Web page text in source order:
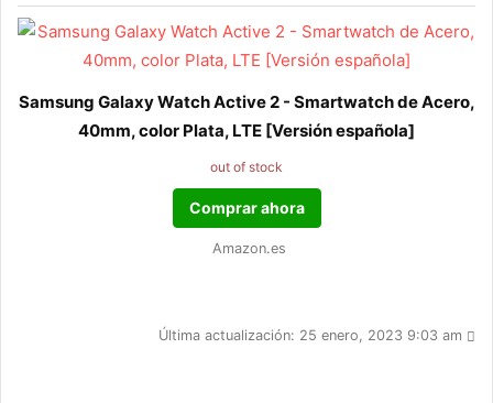
Samsung Galaxy Watch Active 2 - Smartwatch de Acero,
40mm, color Plata, LTE [Versión española]
out of stock
Comprar ahora
Amazon.es
Última actualización: 25 enero, 2023 9:03 am